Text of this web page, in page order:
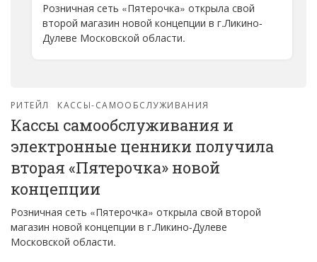
Розничная сеть «Пятерочка» открыла свой
второй магазин новой концепции в г.Ликино-
Дулеве Московской области.
РИТЕЙЛ КАССЫ-САМООБСЛУЖИВАНИЯ
Кассы самообслуживания и
электронные ценники получила
вторая «Пятерочка» новой
концепции
Розничная сеть «Пятерочка» открыла свой второй
магазин новой концепции в г.Ликино-Дулеве
Московской области.